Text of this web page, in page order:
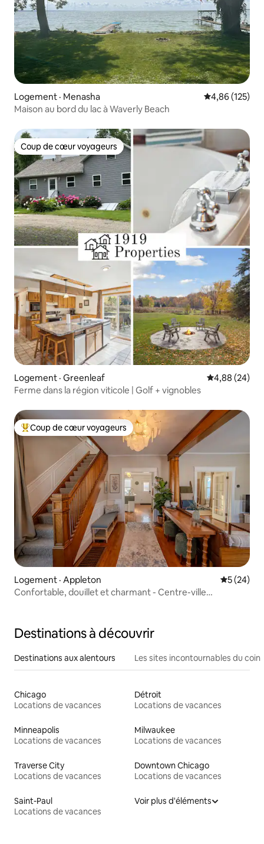
Logement · Menasha Note
4,86 (125)
Maison au bord du lac à Waverly Beach
Coup de cœur voyageurs
Coup de cœur voyageurs
Logement · Greenleaf Note
4,88 (24)
Ferme dans la région viticole | Golf + vignobles
Coup de cœur voyageurs parmi les plus aimés
Coup de cœur voyageurs
Logement · Appleton Note
5 (24)
Confortable, douillet et charmant - Centre-ville
Destinations à découvrir
Destinations aux alentours Les sites incontournables du coin
Chicago
Locations de vacances
Détroit
Locations de vacances
Minneapolis
Locations de vacances
Milwaukee
Locations de vacances
Traverse City
Locations de vacances
Downtown Chicago
Locations de vacances
Saint-Paul
Locations de vacances
Voir plus d'éléments